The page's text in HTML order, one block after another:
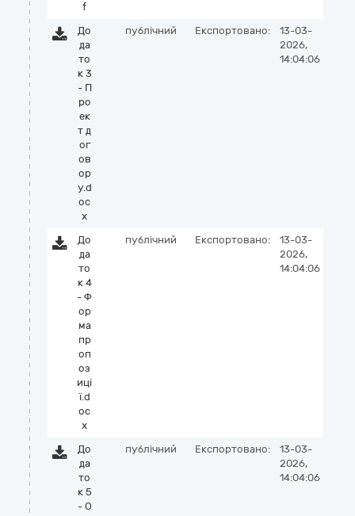
f
До
да
то
к 3
- П
ро
ек
т д
ог
ов
ор
у.d
oc
x
публічний Експортовано:
13-03-
2026,
14:04:06
До
да
то
к 4
- Ф
ор
ма
пр
оп
оз
иці
ї.d
oc
x
публічний Експортовано:
13-03-
2026,
14:04:06
До
да
то
к 5
- О
публічний Експортовано:
13-03-
2026,
14:04:06